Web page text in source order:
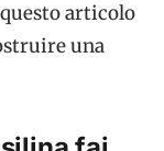
articolo
una